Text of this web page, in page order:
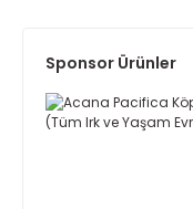
Sponsor Ürünler